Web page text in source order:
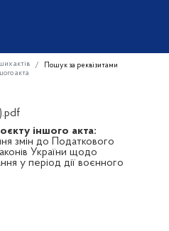
актів
Пошук за реквізитами
акта
іншого акта:
змін до Податкового
України щодо
у період дії воєнного